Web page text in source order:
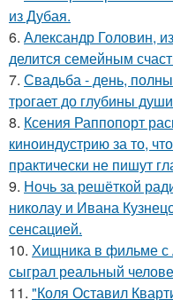
из Дубая.
6. Александр Головин,
делится семейным
7. Свадьба - день,
трогает до глубины
8. Ксения Раппопорт
киноиндустрию за то,
практически не пишут
9. Ночь за решёткой
николау и Ивана
сенсацией.
10. Хищника в фильме с
сыграл реальный
11. "Коля Оставил